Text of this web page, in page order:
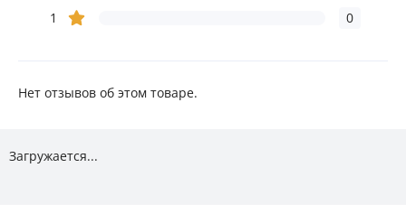
1
0
Нет отзывов об этом товаре.
Загружается...